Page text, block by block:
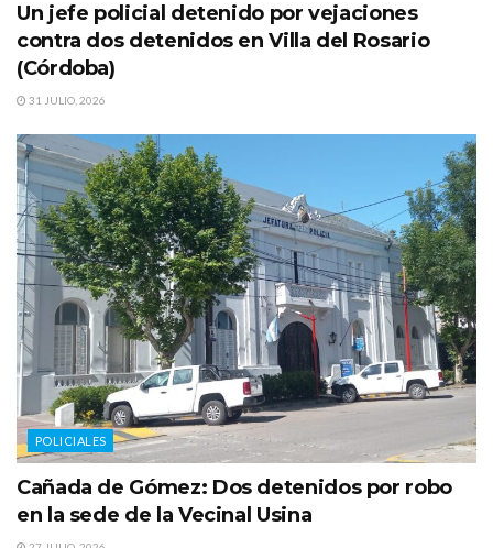
Un jefe policial detenido por vejaciones
contra dos detenidos en Villa del Rosario
(Córdoba)
31 JULIO, 2026
POLICIALES
Cañada de Gómez: Dos detenidos por robo
en la sede de la Vecinal Usina